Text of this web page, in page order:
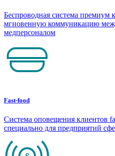
Беспроводная система премиум
мгновенную коммуникацию
медперсоналом
Fast-food
Система оповещения клиентов
специально для предприятий